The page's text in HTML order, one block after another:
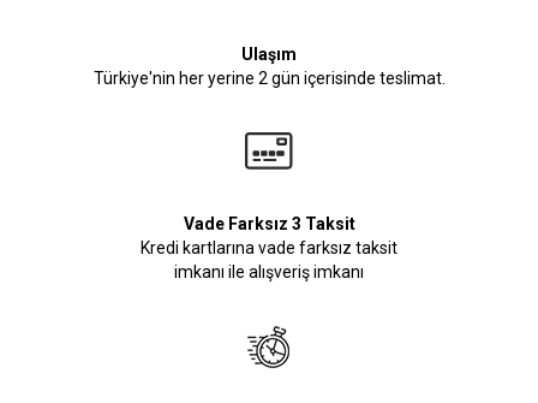
Ulaşım
Türkiye'nin her yerine 2 gün içerisinde teslimat.
Vade Farksız 3 Taksit
Kredi kartlarına vade farksız taksit
imkanı ile alışveriş imkanı